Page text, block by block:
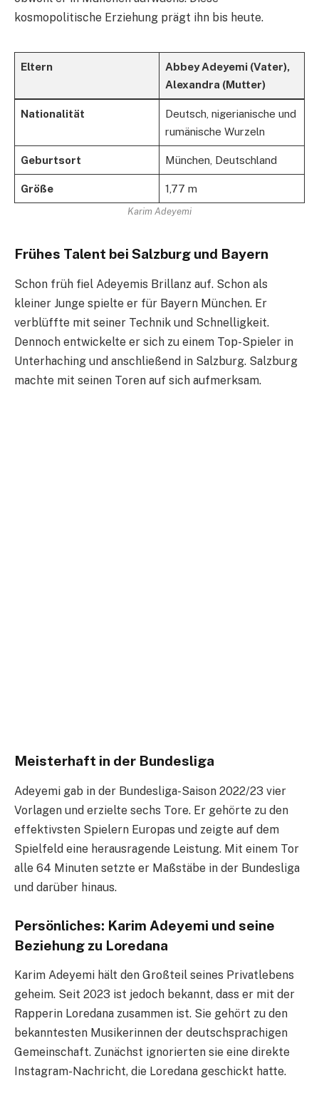
kosmopolitische Erziehung prägt ihn bis heute.
Eltern
Abbey Adeyemi (Vater),
Alexandra (Mutter)
Nationalität
Deutsch, nigerianische und
rumänische Wurzeln
Geburtsort München, Deutschland
Größe 1,77 m
Karim Adeyemi
Frühes Talent bei Salzburg und Bayern
Schon früh fiel Adeyemis Brillanz auf. Schon als
kleiner Junge spielte er für Bayern München. Er
verblüffte mit seiner Technik und Schnelligkeit.
Dennoch entwickelte er sich zu einem Top-Spieler in
Unterhaching und anschließend in Salzburg. Salzburg
machte mit seinen Toren auf sich aufmerksam.
Meisterhaft in der Bundesliga
Adeyemi gab in der Bundesliga-Saison 2022/23 vier
Vorlagen und erzielte sechs Tore. Er gehörte zu den
effektivsten Spielern Europas und zeigte auf dem
Spielfeld eine herausragende Leistung. Mit einem Tor
alle 64 Minuten setzte er Maßstäbe in der Bundesliga
und darüber hinaus.
Persönliches: Karim Adeyemi und seine
Beziehung zu Loredana
Karim Adeyemi hält den Großteil seines Privatlebens
geheim. Seit 2023 ist jedoch bekannt, dass er mit der
Rapperin Loredana zusammen ist. Sie gehört zu den
bekanntesten Musikerinnen der deutschsprachigen
Gemeinschaft. Zunächst ignorierten sie eine direkte
Instagram-Nachricht, die Loredana geschickt hatte.